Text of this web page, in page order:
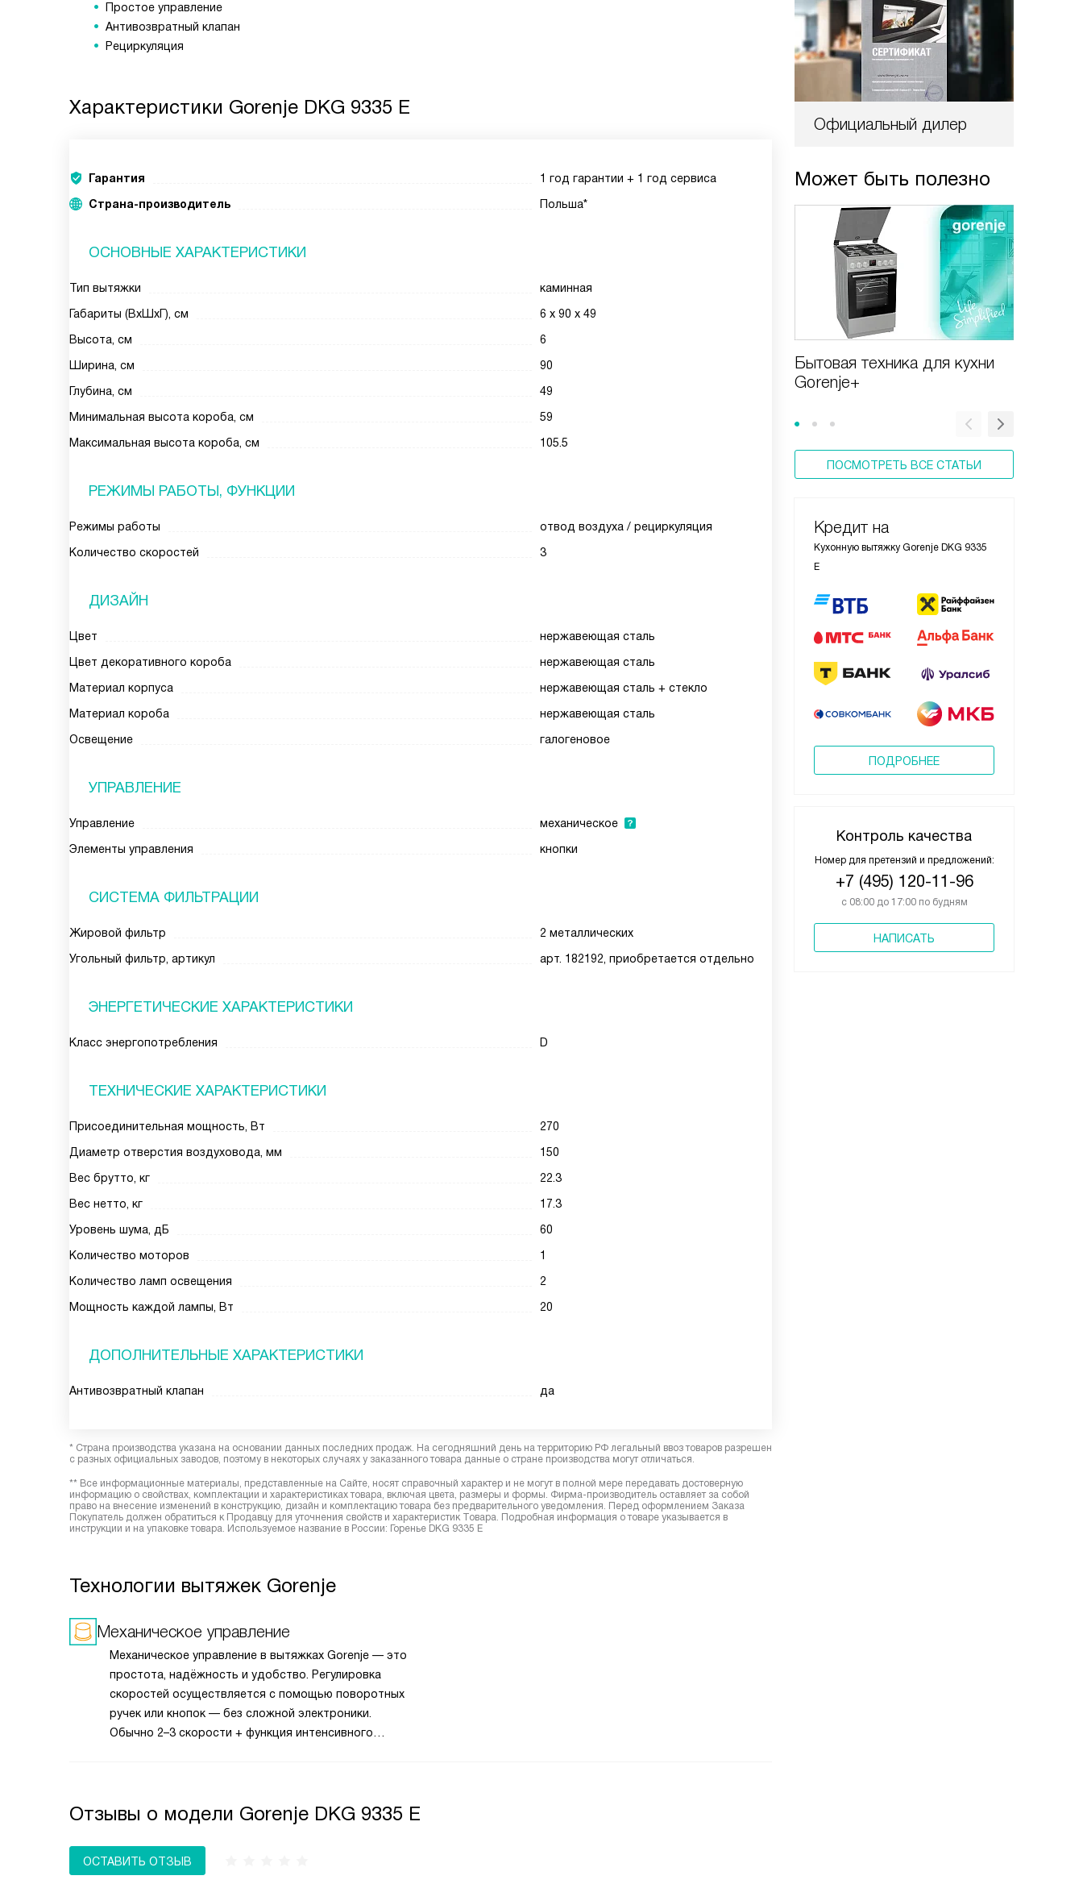
Официальный дилер
Может быть полезно
Бытовая техника для кухни
Gorenje+
ПОСМОТРЕТЬ ВСЕ СТАТЬИ
Кредит на
Кухонную вытяжку Gorenje DKG 9335
E
ПОДРОБНЕЕ
Контроль качества
Номер для претензий и предложений:
+7 (495) 120-11-96
с 08:00 до 17:00 по будням
НАПИСАТЬ
Простое управление
Антивозвратный клапан
Рециркуляция
Характеристики Gorenje DKG 9335 E
Гарантия
1 год гарантии + 1 год сервиса
Страна-производитель
Польша*
ОСНОВНЫЕ ХАРАКТЕРИСТИКИ
Тип вытяжки
каминная
Габариты (ВхШхГ), см
6 х 90 х 49
Высота, см
6
Ширина, см
90
Глубина, см
49
Минимальная высота короба, см
59
Максимальная высота короба, см
105.5
РЕЖИМЫ РАБОТЫ, ФУНКЦИИ
Режимы работы
отвод воздуха / рециркуляция
Количество скоростей
3
ДИЗАЙН
Цвет
нержавеющая сталь
Цвет декоративного короба
нержавеющая сталь
Материал корпуса
нержавеющая сталь + стекло
Материал короба
нержавеющая сталь
Освещение
галогеновое
УПРАВЛЕНИЕ
Управление
механическое
Элементы управления
кнопки
СИСТЕМА ФИЛЬТРАЦИИ
Жировой фильтр
2 металлических
Угольный фильтр, артикул
арт. 182192, приобретается отдельно
ЭНЕРГЕТИЧЕСКИЕ ХАРАКТЕРИСТИКИ
Класс энергопотребления D
ТЕХНИЧЕСКИЕ ХАРАКТЕРИСТИКИ
Присоединительная мощность, Вт
270
Диаметр отверстия воздуховода, мм
150
Вес брутто, кг
22.3
Вес нетто, кг
17.3
Уровень шума, дБ
60
Количество моторов
1
Количество ламп освещения
2
Мощность каждой лампы, Вт
20
ДОПОЛНИТЕЛЬНЫЕ ХАРАКТЕРИСТИКИ
Антивозвратный клапан да
* Страна производства указана на основании данных последних продаж. На сегодняшний день на территорию РФ легальный ввоз товаров разрешен
с разных официальных заводов, поэтому в некоторых случаях у заказанного товара данные о стране производства могут отличаться.
** Все информационные материалы, представленные на Сайте, носят справочный характер и не могут в полной мере передавать достоверную
информацию о свойствах, комплектации и характеристиках товара, включая цвета, размеры и формы. Фирма-производитель оставляет за собой
право на внесение изменений в конструкцию, дизайн и комплектацию товара без предварительного уведомления. Перед оформлением Заказа
Покупатель должен обратиться к Продавцу для уточнения свойств и характеристик Товара. Подробная информация о товаре указывается в
инструкции и на упаковке товара. Используемое название в России: Горенье DKG 9335 E
Технологии вытяжек Gorenje
Механическое управление
Механическое управление в вытяжках Gorenje — это
простота, надёжность и удобство. Регулировка
скоростей осуществляется с помощью поворотных
ручек или кнопок — без сложной электроники.
Обычно 2–3 скорости + функция интенсивного
легко включить даже мокрыми руками, не боится
потребляет энергии и проще в ремонте.
Отзывы о модели Gorenje DKG 9335 E
ОСТАВИТЬ ОТЗЫВ